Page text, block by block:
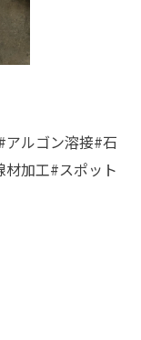
アルゴン溶接#石
加工#スポット